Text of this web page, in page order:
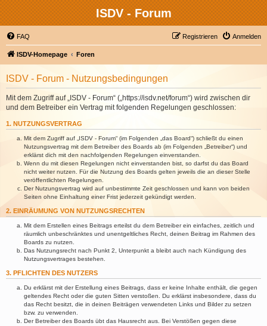
ISDV - Forum
FAQ Anmelden
Registrieren
ISDV-Homepage Foren
ISDV - Forum - Nutzungsbedingungen
Mit dem Zugriff auf „ISDV - Forum“ („https://isdv.net/forum“) wird zwischen dir
und dem Betreiber ein Vertrag mit folgenden Regelungen geschlossen:
1. NUTZUNGSVERTRAG
Mit dem Zugriff auf „ISDV - Forum“ (im Folgenden „das Board“) schließt du einen
Nutzungsvertrag mit dem Betreiber des Boards ab (im Folgenden „Betreiber“) und
erklärst dich mit den nachfolgenden Regelungen einverstanden.
Wenn du mit diesen Regelungen nicht einverstanden bist, so darfst du das Board
nicht weiter nutzen. Für die Nutzung des Boards gelten jeweils die an dieser Stelle
veröffentlichten Regelungen.
Der Nutzungsvertrag wird auf unbestimmte Zeit geschlossen und kann von beiden
Seiten ohne Einhaltung einer Frist jederzeit gekündigt werden.
2. EINRÄUMUNG VON NUTZUNGSRECHTEN
Mit dem Erstellen eines Beitrags erteilst du dem Betreiber ein einfaches, zeitlich und
räumlich unbeschränktes und unentgeltliches Recht, deinen Beitrag im Rahmen des
Boards zu nutzen.
Das Nutzungsrecht nach Punkt 2, Unterpunkt a bleibt auch nach Kündigung des
Nutzungsvertrages bestehen.
3. PFLICHTEN DES NUTZERS
Du erklärst mit der Erstellung eines Beitrags, dass er keine Inhalte enthält, die gegen
geltendes Recht oder die guten Sitten verstoßen. Du erklärst insbesondere, dass du
das Recht besitzt, die in deinen Beiträgen verwendeten Links und Bilder zu setzen
bzw. zu verwenden.
Der Betreiber des Boards übt das Hausrecht aus. Bei Verstößen gegen diese